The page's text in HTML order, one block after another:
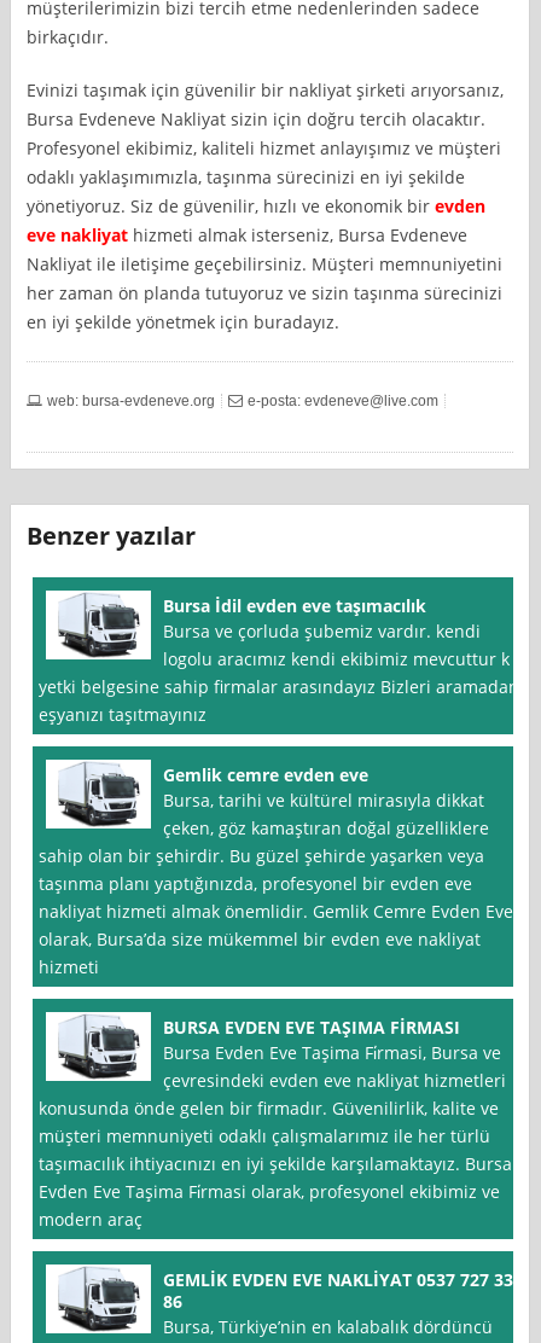
müşterilerimizin bizi tercih etme nedenlerinden sadece
birkaçıdır.
Evinizi taşımak için güvenilir bir nakliyat şirketi arıyorsanız,
Bursa Evdeneve Nakliyat sizin için doğru tercih olacaktır.
Profesyonel ekibimiz, kaliteli hizmet anlayışımız ve müşteri
odaklı yaklaşımımızla, taşınma sürecinizi en iyi şekilde
yönetiyoruz. Siz de güvenilir, hızlı ve ekonomik birevden
eve nakliyat hizmeti almak isterseniz, Bursa Evdeneve
Nakliyat ile iletişime geçebilirsiniz. Müşteri memnuniyetini
her zaman ön planda tutuyoruz ve sizin taşınma sürecinizi
en iyi şekilde yönetmek için buradayız.
web: bursa-evdeneve.org e-posta:evdeneve@live.com
Benzer yazılar
Bursa İdil evden eve taşımacılık
Bursa ve çorluda şubemiz vardır. kendi
logolu aracımız kendi ekibimiz mevcuttur k *
yetki belgesine sahip firmalar arasındayız Bizleri aramadan
eşyanızı taşıtmayınız
Gemlik cemre evden eve
Bursa, tarihi ve kültürel mirasıyla dikkat
çeken, göz kamaştıran doğal güzelliklere
sahip olan bir şehirdir. Bu güzel şehirde yaşarken veya
taşınma planı yaptığınızda, profesyonel bir evden eve
nakliyat hizmeti almak önemlidir. Gemlik Cemre Evden Eve
olarak, Bursa’da size mükemmel bir evden eve nakliyat
hizmeti
BURSA EVDEN EVE TAŞIMA FİRMASI
Bursa Evden Eve Taşima Fi̇rmasi, Bursa ve
çevresindeki evden eve nakliyat hizmetleri
konusunda önde gelen bir firmadır. Güvenilirlik, kalite ve
müşteri memnuniyeti odaklı çalışmalarımız ile her türlü
taşımacılık ihtiyacınızı en iyi şekilde karşılamaktayız. Bursa
Evden Eve Taşima Fi̇rmasi olarak, profesyonel ekibimiz ve
modern araç
GEMLİK EVDEN EVE NAKLİYAT 0537 727 33
86
Bursa, Türkiye’nin en kalabalık dördüncü